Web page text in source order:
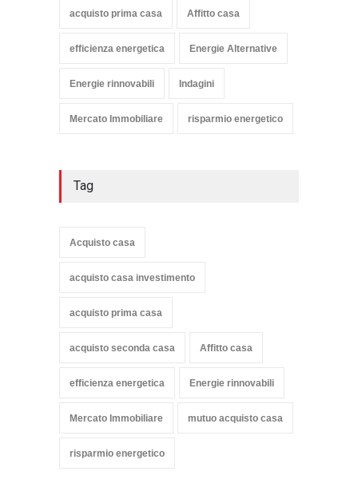
acquisto prima casa Affitto casa
efficienza energetica Energie Alternative
Energie rinnovabili Indagini
Mercato Immobiliare risparmio energetico
Tag
Acquisto casa
acquisto casa investimento
acquisto prima casa
acquisto seconda casa Affitto casa
efficienza energetica Energie rinnovabili
Mercato Immobiliare mutuo acquisto casa
risparmio energetico